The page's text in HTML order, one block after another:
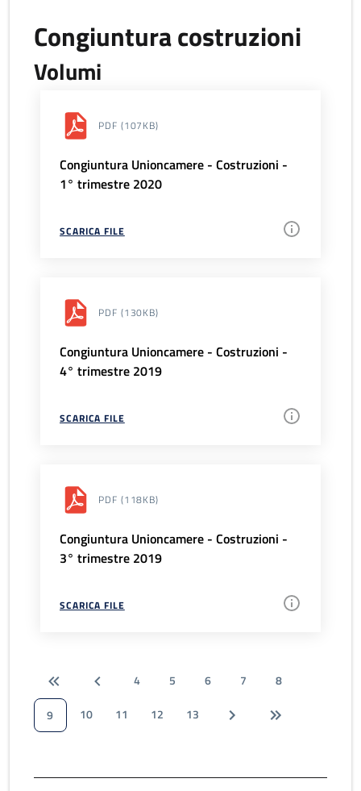
Congiuntura costruzioni
Volumi
PDF (107KB)
Congiuntura Unioncamere - Costruzioni -
1° trimestre 2020
SCARICA FILE
PDF (130KB)
Congiuntura Unioncamere - Costruzioni -
4° trimestre 2019
SCARICA FILE
PDF (118KB)
Congiuntura Unioncamere - Costruzioni -
3° trimestre 2019
SCARICA FILE
4 5 6 7
8
9
10 11 12 13